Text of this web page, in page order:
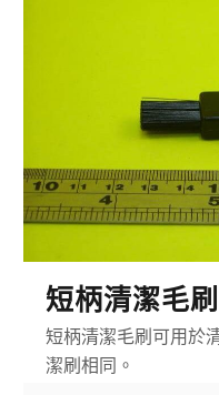
短柄清潔毛刷
短柄清潔毛刷可用於
潔刷相同。